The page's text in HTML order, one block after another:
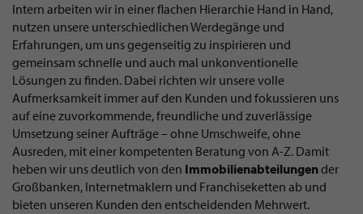
Intern arbeiten wir in einer flachen Hierarchie Hand in Hand,
nutzen unsere unterschiedlichen Werdegänge und
Erfahrungen, um uns gegenseitig zu inspirieren und
gemeinsam schnelle und auch mal unkonventionelle
Lösungen zu finden. Dabei richten wir unsere volle
Aufmerksamkeit immer auf den Kunden und fokussieren uns
auf eine zuvorkommende, freundliche und zuverlässige
Umsetzung seiner Aufträge – ohne Umschweife, ohne
Ausreden, mit einer kompetenten Beratung von A-Z. Damit
heben wir uns deutlich von den Immobilienabteilungender
Großbanken, Internetmaklern und Franchiseketten ab und
bieten unseren Kunden den entscheidenden Mehrwert.